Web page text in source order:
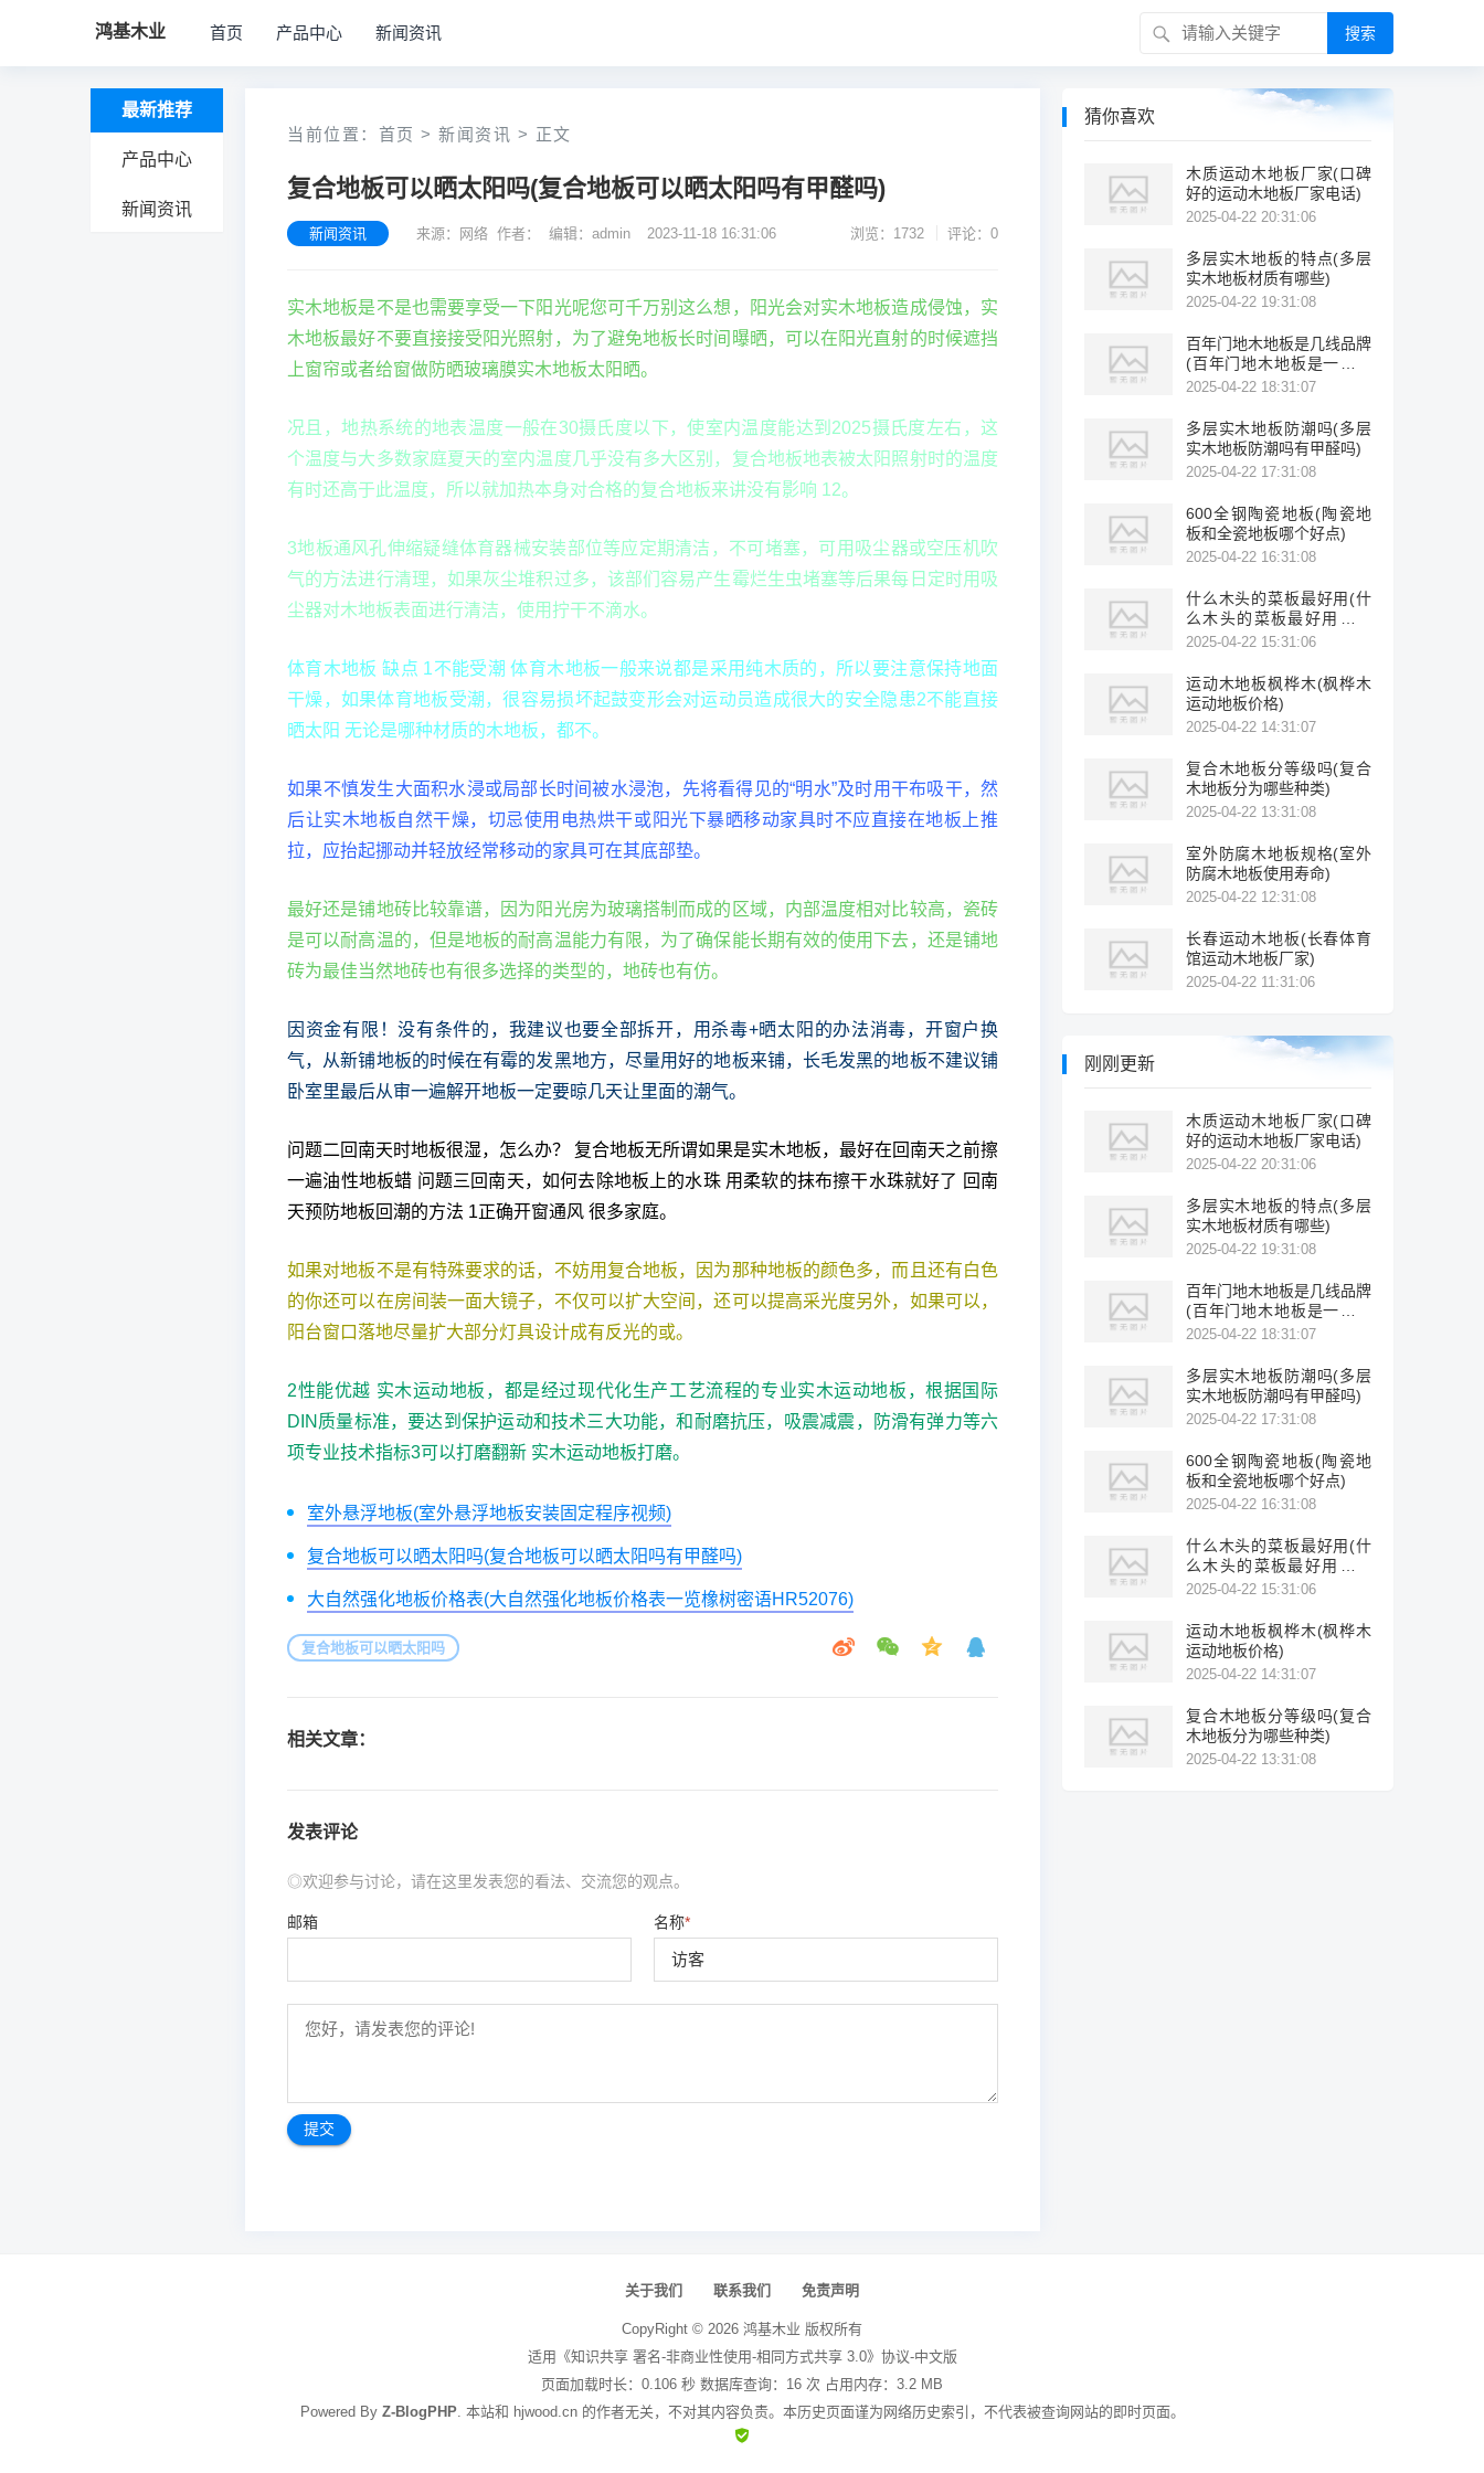
鸿基木业 首页 产品中心 新闻资讯 搜索
最新推荐
产品中心
新闻资讯
当前位置： 首页 > 新闻资讯 > 正文
复合地板可以晒太阳吗(复合地板可以晒太阳吗有甲醛吗)
新闻资讯 来源：网络 作者： 编辑：admin 2023-11-18 16:31:06 浏览：1732 评论：0
实木地板是不是也需要享受一下阳光呢您可千万别这么想，阳光会对实木地板造成侵蚀，实
木地板最好不要直接接受阳光照射，为了避免地板长时间曝晒，可以在阳光直射的时候遮挡
上窗帘或者给窗做防晒玻璃膜实木地板太阳晒。
况且，地热系统的地表温度一般在30摄氏度以下，使室内温度能达到2025摄氏度左右，这
个温度与大多数家庭夏天的室内温度几乎没有多大区别，复合地板地表被太阳照射时的温度
有时还高于此温度，所以就加热本身对合格的复合地板来讲没有影响 12。
3地板通风孔伸缩疑缝体育器械安装部位等应定期清洁，不可堵塞，可用吸尘器或空压机吹
气的方法进行清理，如果灰尘堆积过多，该部们容易产生霉烂生虫堵塞等后果每日定时用吸
尘器对木地板表面进行清洁，使用拧干不滴水。
体育木地板 缺点 1不能受潮 体育木地板一般来说都是采用纯木质的，所以要注意保持地面
干燥，如果体育地板受潮，很容易损坏起鼓变形会对运动员造成很大的安全隐患2不能直接
晒太阳 无论是哪种材质的木地板，都不。
如果不慎发生大面积水浸或局部长时间被水浸泡，先将看得见的“明水”及时用干布吸干，然
后让实木地板自然干燥，切忌使用电热烘干或阳光下暴晒移动家具时不应直接在地板上推
拉，应抬起挪动并轻放经常移动的家具可在其底部垫。
最好还是铺地砖比较靠谱，因为阳光房为玻璃搭制而成的区域，内部温度相对比较高，瓷砖
是可以耐高温的，但是地板的耐高温能力有限，为了确保能长期有效的使用下去，还是铺地
砖为最佳当然地砖也有很多选择的类型的，地砖也有仿。
因资金有限！没有条件的，我建议也要全部拆开，用杀毒+晒太阳的办法消毒，开窗户换
气，从新铺地板的时候在有霉的发黑地方，尽量用好的地板来铺，长毛发黑的地板不建议铺
卧室里最后从审一遍解开地板一定要晾几天让里面的潮气。
问题二回南天时地板很湿，怎么办？ 复合地板无所谓如果是实木地板，最好在回南天之前擦
一遍油性地板蜡 问题三回南天，如何去除地板上的水珠 用柔软的抹布擦干水珠就好了 回南
天预防地板回潮的方法 1正确开窗通风 很多家庭。
如果对地板不是有特殊要求的话，不妨用复合地板，因为那种地板的颜色多，而且还有白色
的你还可以在房间装一面大镜子，不仅可以扩大空间，还可以提高采光度另外，如果可以，
阳台窗口落地尽量扩大部分灯具设计成有反光的或。
2性能优越 实木运动地板，都是经过现代化生产工艺流程的专业实木运动地板，根据国际
DIN质量标准，要达到保护运动和技术三大功能，和耐磨抗压，吸震减震，防滑有弹力等六
项专业技术指标3可以打磨翻新 实木运动地板打磨。
室外悬浮地板(室外悬浮地板安装固定程序视频)
复合地板可以晒太阳吗(复合地板可以晒太阳吗有甲醛吗)
大自然强化地板价格表(大自然强化地板价格表一览橡树密语HR52076)
复合地板可以晒太阳吗
相关文章：
发表评论
◎欢迎参与讨论，请在这里发表您的看法、交流您的观点。
名称*
邮箱
猜你喜欢
木质运动木地板厂家(口碑
好的运动木地板厂家电话)
2025-04-22 20:31:06
多层实木地板的特点(多层
实木地板材质有哪些)
2025-04-22 19:31:08
百年门地木地板是几线品牌
(百年门地木地板是一线品
牌吗?)
2025-04-22 18:31:07
多层实木地板防潮吗(多层
实木地板防潮吗有甲醛吗)
2025-04-22 17:31:08
600全钢陶瓷地板(陶瓷地
板和全瓷地板哪个好点)
2025-04-22 16:31:08
什么木头的菜板最好用(什
么木头的菜板最好用不开
裂)
2025-04-22 15:31:06
运动木地板枫桦木(枫桦木
运动地板价格)
2025-04-22 14:31:07
复合木地板分等级吗(复合
木地板分为哪些种类)
2025-04-22 13:31:08
室外防腐木地板规格(室外
防腐木地板使用寿命)
2025-04-22 12:31:08
长春运动木地板(长春体育
馆运动木地板厂家)
2025-04-22 11:31:06
刚刚更新
木质运动木地板厂家(口碑
好的运动木地板厂家电话)
2025-04-22 20:31:06
多层实木地板的特点(多层
实木地板材质有哪些)
2025-04-22 19:31:08
百年门地木地板是几线品牌
(百年门地木地板是一线品
牌吗?)
2025-04-22 18:31:07
多层实木地板防潮吗(多层
实木地板防潮吗有甲醛吗)
2025-04-22 17:31:08
600全钢陶瓷地板(陶瓷地
板和全瓷地板哪个好点)
2025-04-22 16:31:08
什么木头的菜板最好用(什
么木头的菜板最好用不开
裂)
2025-04-22 15:31:06
运动木地板枫桦木(枫桦木
运动地板价格)
2025-04-22 14:31:07
复合木地板分等级吗(复合
木地板分为哪些种类)
2025-04-22 13:31:08
关于我们 联系我们 免责声明
CopyRight © 2026 鸿基木业 版权所有
适用《知识共享 署名-非商业性使用-相同方式共享 3.0》协议-中文版
页面加载时长：0.106 秒 数据库查询：16 次 占用内存：3.2 MB
Powered By Z-BlogPHP. 本站和 hjwood.cn 的作者无关，不对其内容负责。本历史页面谨为网络历史索引，不代表被查询网站的即时页面。